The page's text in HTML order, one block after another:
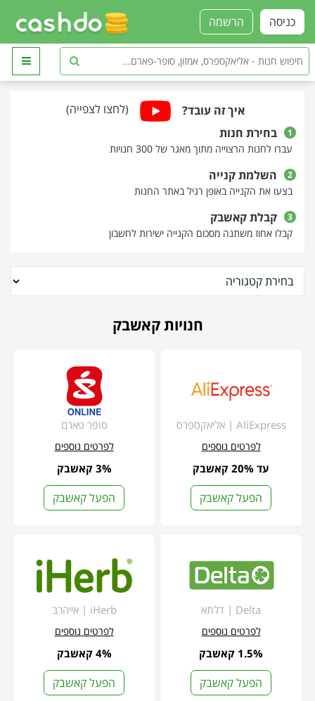
הרשמה כניסה
איך זה עובד? (לחצו לצפייה)
1 בחירת חנות
עברו לחנות הרצוייה מתוך מאגר של 300 חנויות
2 השלמת קנייה
בצעו את הקנייה באופן רגיל באתר החנות
3 קבלת קאשבק
קבלו אחוז משתנה מסכום הקנייה ישירות לחשבון
חנויות קאשבק
AliExpress | אליאקספרס
לפרטים נוספים
עד 20% קאשבק
הפעל קאשבק
סופר פארם
לפרטים נוספים
3% קאשבק
הפעל קאשבק
Delta | דלתא
לפרטים נוספים
1.5% קאשבק
הפעל קאשבק
iHerb | אייהרב
לפרטים נוספים
4% קאשבק
הפעל קאשבק